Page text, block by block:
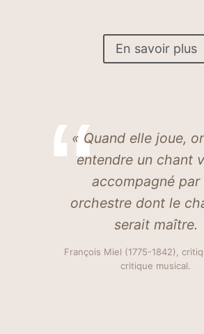
En savoir plus
« Quand elle joue,
entendre un chant
accompagné par
orchestre dont le
serait maître.
François Miel (1775-1842),
critique musical.